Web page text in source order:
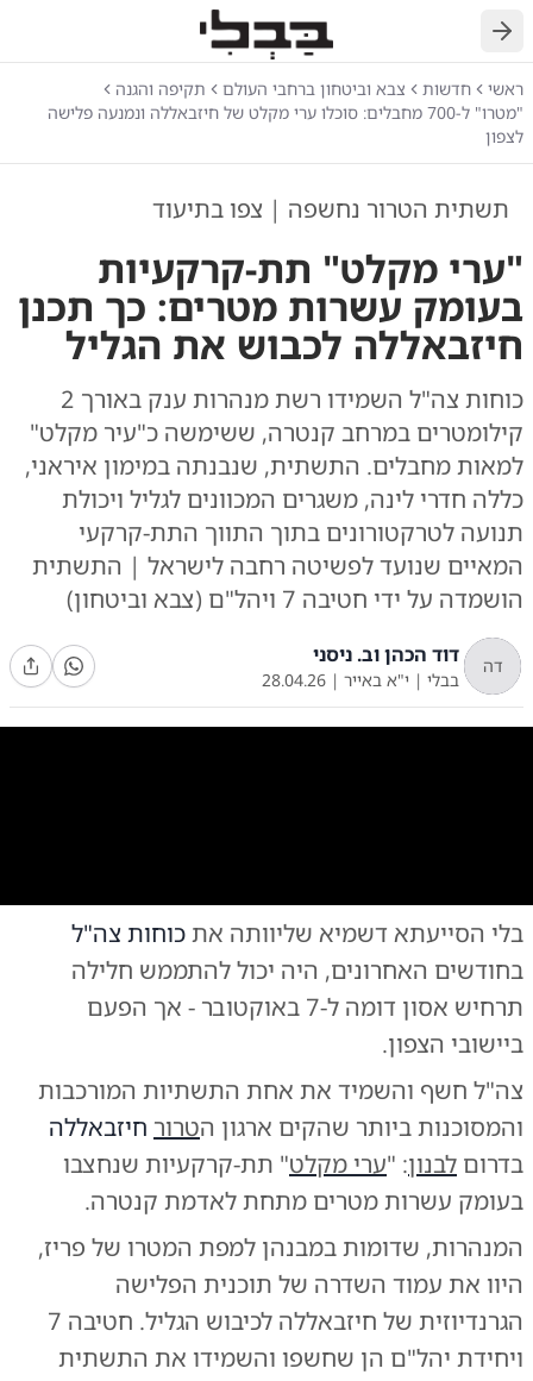
חזרה
ראשי חדשות צבא וביטחון ברחבי העולם
תקיפה והגנה
"מטרו" ל-700 מחבלים: סוכלו ערי מקלט של חיזבאללה ונמנעה פלישה
לצפון
תשתית הטרור נחשפה | צפו בתיעוד
"ערי מקלט" תת-קרקעיות
בעומק עשרות מטרים: כך תכנן
חיזבאללה לכבוש את הגליל
כוחות צה"ל השמידו רשת מנהרות ענק באורך 2
קילומטרים במרחב קנטרה, ששימשה כ"עיר מקלט"
למאות מחבלים. התשתית, שנבנתה במימון איראני,
כללה חדרי לינה, משגרים המכוונים לגליל ויכולת
תנועה לטרקטורונים בתוך התווך התת-קרקעי
המאיים שנועד לפשיטה רחבה לישראל | התשתית
הושמדה על ידי חטיבה 7 ויהל"ם (צבא וביטחון)
דה דוד הכהן וב. ניסני
בבלי | י"א באייר |
28.04.26
ערי המקלט של חיזבאללה בדרום לבנון |צילום:צילום: צה"ל בלי הסייעתא דשמיא שליוותה אתכוחות צה"ל
בחודשים האחרונים, היה יכול להתממש חלילה
תרחיש אסון דומה ל-7 באוקטובר - אך הפעם
ביישובי הצפון.
צה"ל חשף והשמיד את אחת התשתיות המורכבות
והמסוכנות ביותר שהקים ארגון הטרור חיזבאללה
בדרום לבנון: "ערי מקלט" תת-קרקעיות שנחצבו
בעומק עשרות מטרים מתחת לאדמת קנטרה.
המנהרות, שדומות במבנהן למפת המטרו של פריז,
היוו את עמוד השדרה של תוכנית הפלישה
הגרנדיוזית של חיזבאללה לכיבוש הגליל. חטיבה 7
ויחידת יהל"ם הן שחשפו והשמידו את התשתית